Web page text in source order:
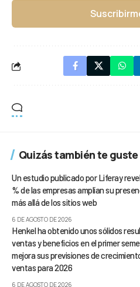
Quizás también te guste
Un estudio publicado por Liferay
% de las empresas amplían su
más allá de los sitios web
6 DE AGOSTO DE 2026
Henkel ha obtenido unos sólidos
ventas y beneficios en el primer
mejora sus previsiones de
ventas para 2026
6 DE AGOSTO DE 2026